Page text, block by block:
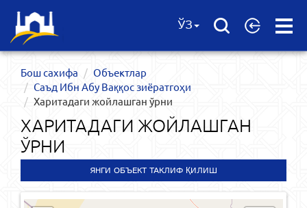
Open
ЎЗ
Бош сахифа
Объектлар
Саъд Ибн Абу Ваққос зиёратгоҳи
Харитадаги жойлашган ўрни
ХАРИТАДАГИ ЖОЙЛАШГАН
ЎРНИ
ЯНГИ ОБЪЕКТ ТАКЛИФ ҚИЛИШ